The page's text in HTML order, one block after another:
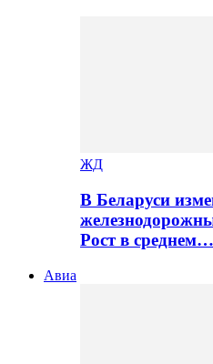
ЖД
В Беларуси
Рост в среднем…
Авиа